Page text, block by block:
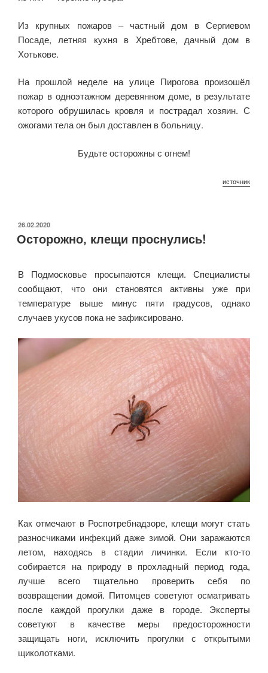
Из крупных пожаров – частный дом в Сергиевом
Посаде, летняя кухня в Хребтове, дачный дом в
Хотькове.
На прошлой неделе на улице Пирогова произошёл
пожар в одноэтажном деревянном доме, в результате
которого обрушилась кровля и пострадал хозяин. С
ожогами тела он был доставлен в больницу.
Будьте осторожны с огнем!
источник
ОПУБЛИКОВАНО
26.02.2020
Осторожно, клещи проснулись!
В Подмосковье просыпаются клещи. Специалисты
сообщают, что они становятся активны уже при
температуре выше минус пяти градусов, однако
случаев укусов пока не зафиксировано.
Как отмечают в Роспотребнадзоре, клещи могут стать
разносчиками инфекций даже зимой. Они заражаются
летом, находясь в стадии личинки. Если кто-то
собирается на природу в прохладный период года,
лучше всего тщательно проверить себя по
возвращении домой. Питомцев советуют осматривать
после каждой прогулки даже в городе. Эксперты
советуют в качестве меры предосторожности
защищать ноги, исключить прогулки с открытыми
щиколотками.